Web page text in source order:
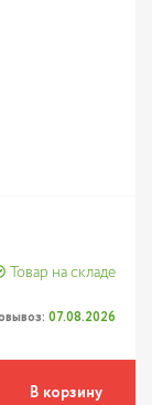
Товар на складе
07.08.2026
В корзину